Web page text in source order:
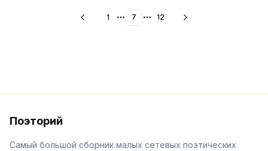
1 More pages
7 More pages
12
Поэторий
Самый большой сборник малых сетевых поэтических